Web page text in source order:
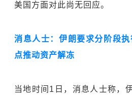
美国方面对此尚无回应。
消息人士：伊朗要求分阶段
点推动资产解冻
当地时间1日，消息人士称，